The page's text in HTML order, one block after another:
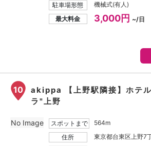
駐車場形態
機械式(有人)
最大料金
3,000円 ~/日
10
akippa 【上野駅隣接】ホテ
ラ"上野
スポットまで
564m
住所
東京都台東区上野7
No Image